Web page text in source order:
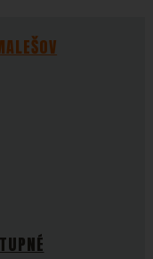
určujeme
nejsme
našeho webu.
naši partneři,
nebo
stránkách třetích